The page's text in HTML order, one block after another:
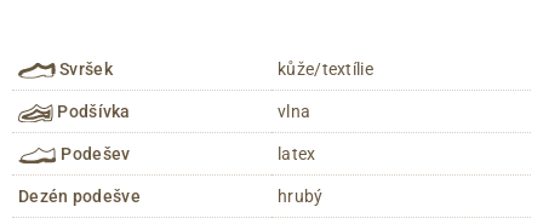
Svršek kůže/textílie
Podšívka vlna
Podešev latex
Dezén podešve hrubý